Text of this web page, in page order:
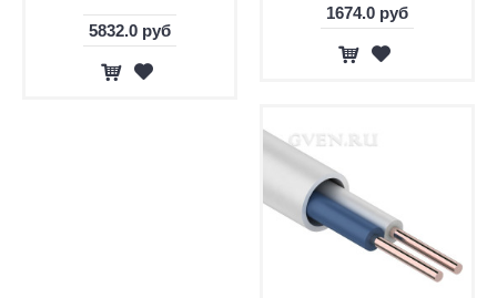
5832.0 руб
1674.0 руб